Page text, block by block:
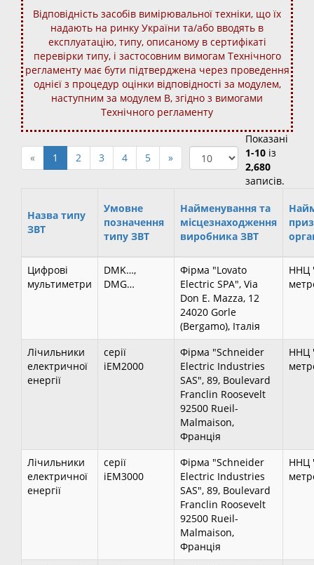
Відповідність засобів вимірювальної техніки, що їх
надають на ринку України та/або вводять в
експлуатацію, типу, описаному в сертифікаті
перевірки типу, і застосовним вимогам Технічного
регламенту має бути підтверджена через проведення
однієї з процедур оцінки відповідності за модулем,
наступним за модулем В, згідно з вимогами
Технічного регламенту
« 1 2 3 4 5 »
Показані
1-10 із
2,680
записів.
Назва типу
ЗВТ
Умовне
позначення
типу ЗВТ
Найменування та
місцезнаходження
виробника ЗВТ
Цифрові
мультиметри
DMK…,
DMG…
Фірма "Lovato
Electric SPA", Via
Don E. Mazza, 12
24020 Gorle
(Bergamo), Італія
ННЦ
Лічильники
електричної
енергії
серії
іЕМ2000
Фірма "Schneider
Electric Industries
SAS", 89, Boulevard
Franclin Roosevelt
92500 Rueil-
Malmaison,
Франція
ННЦ
Лічильники
електричної
енергії
серії
іЕМ3000
Фірма "Schneider
Electric Industries
SAS", 89, Boulevard
Franclin Roosevelt
92500 Rueil-
Malmaison,
Франція
ННЦ